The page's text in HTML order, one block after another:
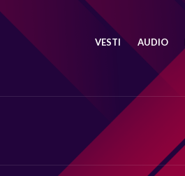
VESTI AUDIO